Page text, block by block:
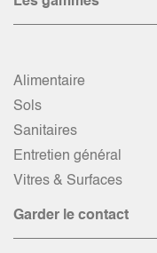
Alimentaire
Sols
Sanitaires
Entretien général
Vitres & Surfaces
Garder le contact